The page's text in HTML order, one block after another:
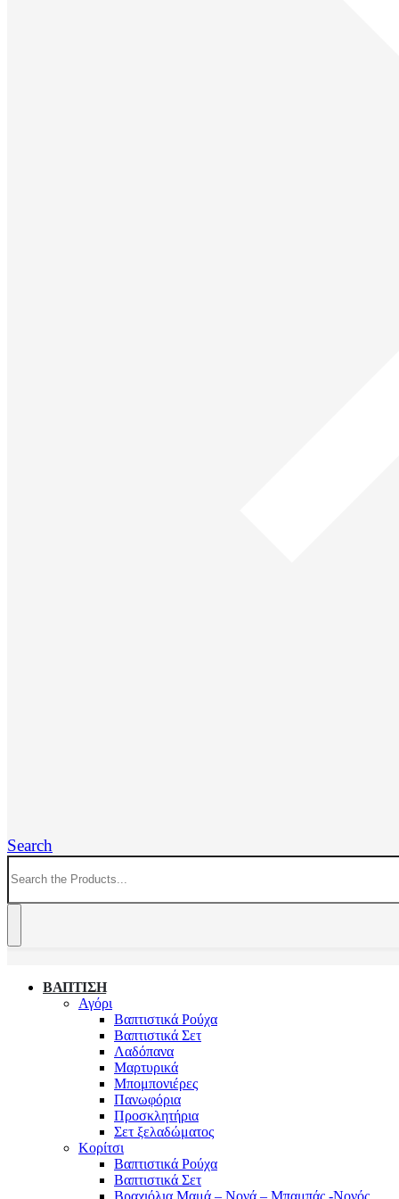
Search
ΒΑΠΤΙΣΗ
Αγόρι
Βαπτιστικά Ρούχα
Βαπτιστικά Σετ
Λαδόπανα
Μαρτυρικά
Μπομπονιέρες
Πανωφόρια
Προσκλητήρια
Σετ ξελαδώματος
Κορίτσι
Βαπτιστικά Ρούχα
Βαπτιστικά Σετ
Βραχιόλια Μαμά – Νονά – Μπαμπάς -Νονός